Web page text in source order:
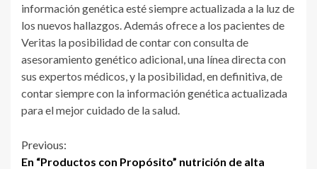
información genética esté siempre actualizada a la luz de
los nuevos hallazgos. Además ofrece a los pacientes de
Veritas la posibilidad de contar con consulta de
asesoramiento genético adicional, una línea directa con
sus expertos médicos, y la posibilidad, en definitiva, de
contar siempre con la información genética actualizada
para el mejor cuidado de la salud.
Continue
Previous:
En “Productos con Propósito” nutrición de alta